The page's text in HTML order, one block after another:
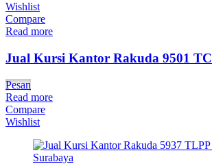
Wishlist
Compare
Read more
Jual Kursi Kantor Rakuda 9501 TC
Pesan
Read more
Compare
Wishlist